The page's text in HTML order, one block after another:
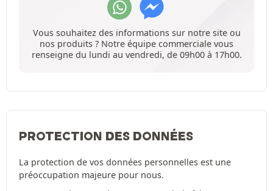
Vous souhaitez des informations sur notre site ou
nos produits ? Notre équipe commerciale vous
renseigne du lundi au vendredi, de 09h00 à 17h00.
PROTECTION DES DONNÉES
La protection de vos données personnelles est une
préoccupation majeure pour nous.